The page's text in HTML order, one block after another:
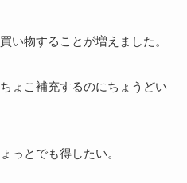
い物することが増えました。
ょこ補充するのにちょうどい
っとでも得したい。